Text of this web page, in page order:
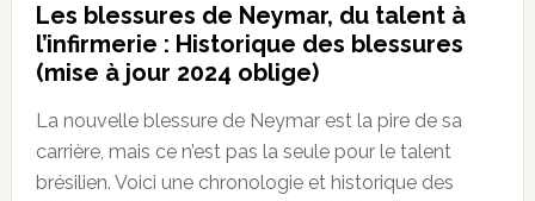
Les blessures de Neymar, du talent à
l’infirmerie : Historique des blessures
(mise à jour 2024 oblige)
La nouvelle blessure de Neymar est la pire de sa
carrière, mais ce n’est pas la seule pour le talent
brésilien. Voici une chronologie et historique des